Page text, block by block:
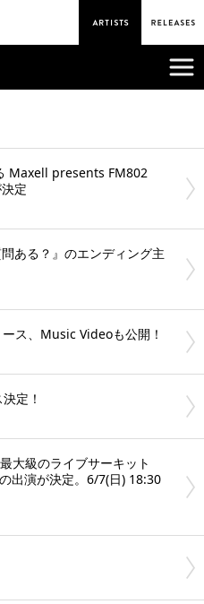
Maxell presents FM802
定
ある？』のエンディング主
ス、Music Videoも公開！
定！
大級のライブサーキット
出演が決定。6/7(日) 18:30